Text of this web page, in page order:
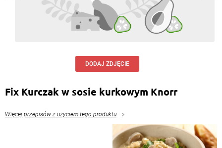
DODAJ ZDJĘCIE
Fix Kurczak w sosie kurkowym Knorr
Więcej przepisów z użyciem tego produktu